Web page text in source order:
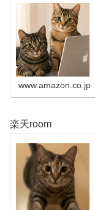
www.amazon.co.jp
楽天room